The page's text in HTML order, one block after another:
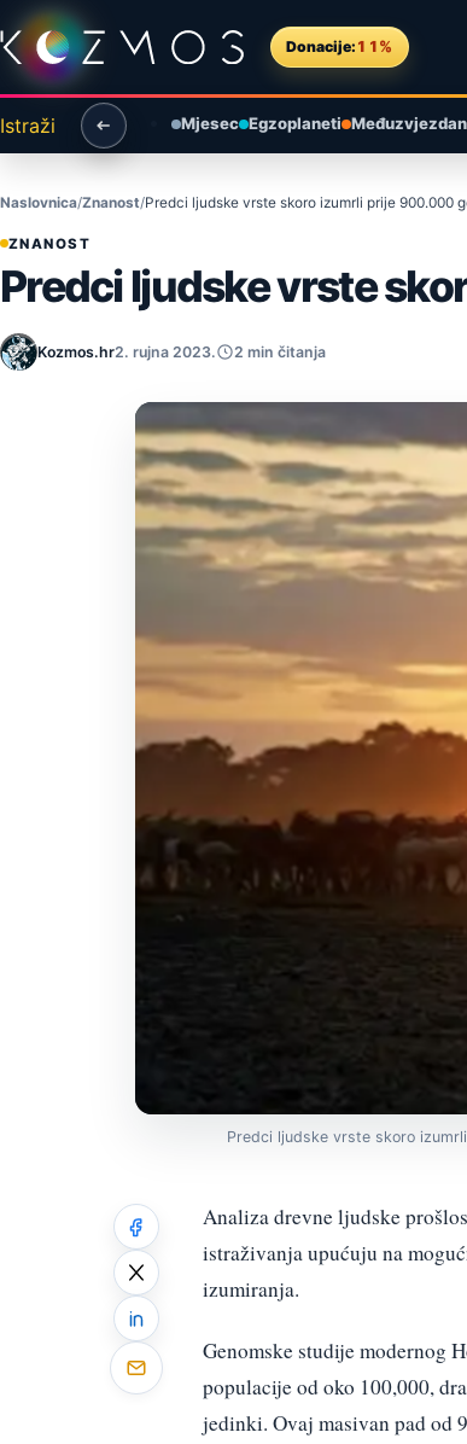
Preskoči na sadržaj
Donacije: 11%
Istraži Mjesec Egzoplaneti
Naslovnica Znanost Predci ljudske vrste skoro izumrli prije 900.000
ZNANOST
Predci ljudske vrste
Kozmos.hr2. rujna 2023. 2 min čitanja
Predci ljudske vrste skoro
Analiza drevne ljudske
istraživanja upućuju na
izumiranja.
Genomske studije modernog
populacije od oko 100,000,
jedinki. Ovaj masivan pad od